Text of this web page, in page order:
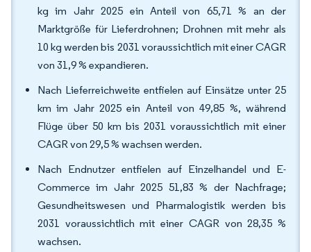
kg im Jahr 2025 ein Anteil von 65,71 % an der
Marktgröße für Lieferdrohnen; Drohnen mit mehr als
10 kg werden bis 2031 voraussichtlich mit einer CAGR
von 31,9 % expandieren.
Nach Lieferreichweite entfielen auf Einsätze unter 25
km im Jahr 2025 ein Anteil von 49,85 %, während
Flüge über 50 km bis 2031 voraussichtlich mit einer
CAGR von 29,5 % wachsen werden.
Nach Endnutzer entfielen auf Einzelhandel und E-
Commerce im Jahr 2025 51,83 % der Nachfrage;
Gesundheitswesen und Pharmalogistik werden bis
2031 voraussichtlich mit einer CAGR von 28,35 %
wachsen.